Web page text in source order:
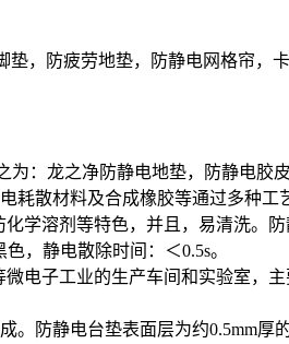
，防疲劳地垫，防静电网格帘
：龙之净防静电地垫，防静电胶
耗散材料及合成橡胶等通过多种
学溶剂等特色，并且，易清洗。
，静电散除时间：＜0.5s。
电子工业的生产车间和实验室，
防静电台垫表面层为约0.5mm